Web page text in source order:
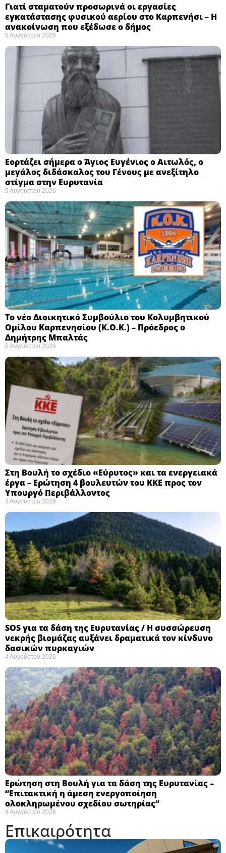
Γιατί σταματούν προσωρινά οι εργασίες
εγκατάστασης φυσικού αερίου στο Καρπενήσι – Η
ανακοίνωση που εξέδωσε ο δήμος
5 Αυγούστου 2026
Εορτάζει σήμερα ο Άγιος Ευγένιος ο Αιτωλός, ο
μεγάλος διδάσκαλος του Γένους με ανεξίτηλο
στίγμα στην Ευρυτανία
5 Αυγούστου 2026
Το νέο Διοικητικό Συμβούλιο του Κολυμβητικού
Ομίλου Καρπενησίου (Κ.Ο.Κ.) – Πρόεδρος ο
Δημήτρης Μπαλτάς
5 Αυγούστου 2026
Στη Βουλή το σχέδιο «Εύρυτος» και τα ενεργειακά
έργα – Ερώτηση 4 βουλευτών του ΚΚΕ προς τον
Υπουργό Περιβάλλοντος
4 Αυγούστου 2026
SOS για τα δάση της Ευρυτανίας / Η συσσώρευση
νεκρής βιομάζας αυξάνει δραματικά τον κίνδυνο
δασικών πυρκαγιών
4 Αυγούστου 2026
Ερώτηση στη Βουλή για τα δάση της Ευρυτανίας –
“Eπιτακτική η άμεση ενεργοποίηση
ολοκληρωμένου σχεδίου σωτηρίας”
4 Αυγούστου 2026
Επικαιρότητα